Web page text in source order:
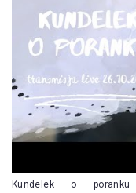
Kundelek o poranku